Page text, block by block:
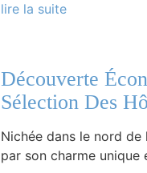
lire la suite
Découverte
Sélection Des
Nichée dans le nord de
par son charme unique